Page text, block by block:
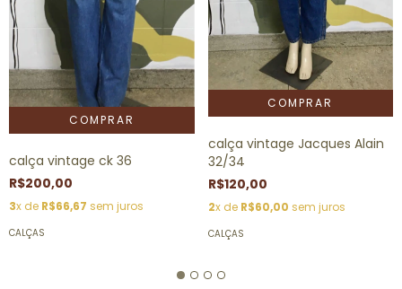
calça vintage ck 36
R$200,00
3x de R$66,67 sem juros
CALÇAS
calça vintage Jacques Alain
32/34
R$120,00
2x de R$60,00 sem juros
CALÇAS